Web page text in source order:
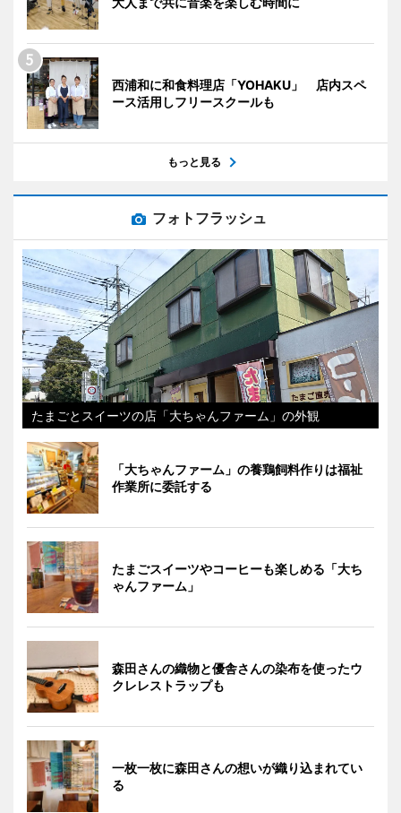
西浦和に和食料理店「YOHAKU」 店内スペ
ース活用しフリースクールも
もっと見る
フォトフラッシュ
たまごとスイーツの店「大ちゃんファーム」の外観
「大ちゃんファーム」の養鶏飼料作りは福祉
作業所に委託する
たまごスイーツやコーヒーも楽しめる「大ち
ゃんファーム」
森田さんの織物と優舎さんの染布を使ったウ
クレレストラップも
一枚一枚に森田さんの想いが織り込まれてい
る